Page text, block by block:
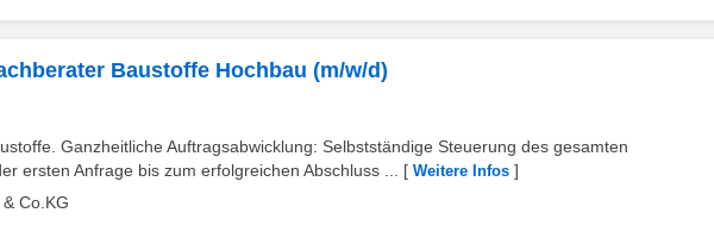
Baustoffe Hochbau (m/w/d)
Ganzheitliche Auftragsabwicklung: Selbstständige Steuerung des gesamten
ersten Anfrage bis zum erfolgreichen Abschluss ... [ Weitere Infos ]
Co.KG